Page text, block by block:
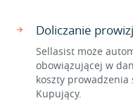
Doliczanie
Sellasist może
obowiązującej w
koszty
Kupujący.